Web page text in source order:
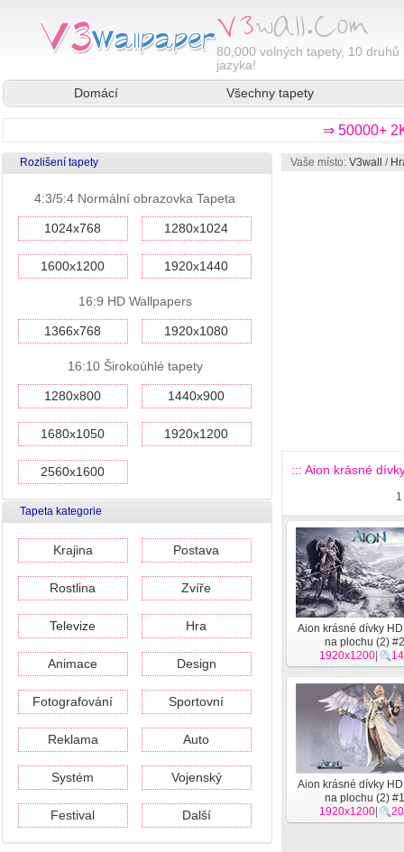
80,000 volných tapety, 10 druhů
jazyka!
Domácí
Všechny tapety
⇒ 50000+
Rozlišení tapety
4:3/5:4 Normální obrazovka Tapeta
1024x768 1280x1024
1600x1200 1920x1440
16:9 HD Wallpapers
1366x768 1920x1080
16:10 Širokoúhlé tapety
1280x800 1440x900
1680x1050 1920x1200
2560x1600
Tapeta kategorie
Krajina Postava
Rostlina Zvíře
Televize Hra
Animace Design
Fotografování Sportovní
Reklama Auto
Systém Vojenský
Festival Další
Vaše místo: V3wall /
::: Aion krásné
1
Aion krásné dívky
na plochu (2)
1920x1200
Aion krásné dívky
na plochu (2)
1920x1200